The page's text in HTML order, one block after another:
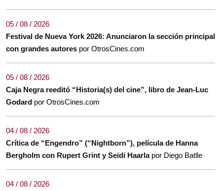
05 / 08 / 2026
Festival de Nueva York 2026: Anunciaron la sección principal
con grandes autores por OtrosCines.com
05 / 08 / 2026
Caja Negra reeditó “Historia(s) del cine”, libro de Jean-Luc
Godard por OtrosCines.com
04 / 08 / 2026
Crítica de “Engendro” (“Nightborn”), película de Hanna
Bergholm con Rupert Grint y Seidi Haarla por Diego Batlle
04 / 08 / 2026